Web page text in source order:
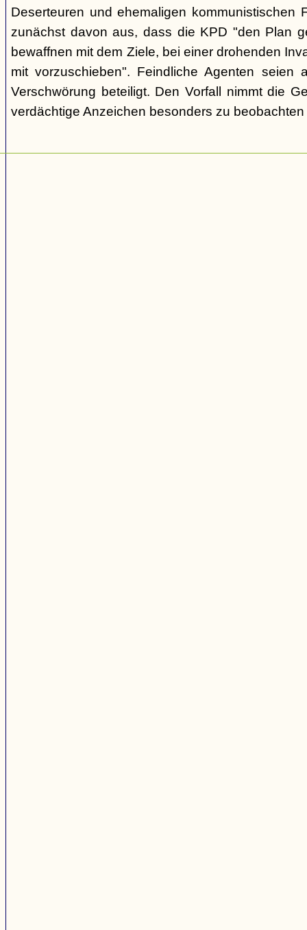
Deserteuren und ehemaligen kommunistischen
zunächst davon aus, dass die KPD "den Plan
bewaffnen mit dem Ziele, bei einer drohenden
mit vorzuschieben". Feindliche Agenten seien
Verschwörung beteiligt. Den Vorfall nimmt die
verdächtige Anzeichen besonders zu